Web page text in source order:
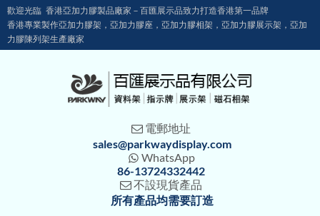
歡迎光臨 香港亞加力膠製品廠家－百匯展示品致力打造香港第一品牌
香港專業製作亞加力膠架，亞加力膠座，亞加力膠相架，亞加力膠展示架，亞加
力膠陳列架生產廠家
 電郵地址
sales@parkwaydisplay.com
 WhatsApp
86-13724332442
不設現貨產品
所有產品均需要訂造